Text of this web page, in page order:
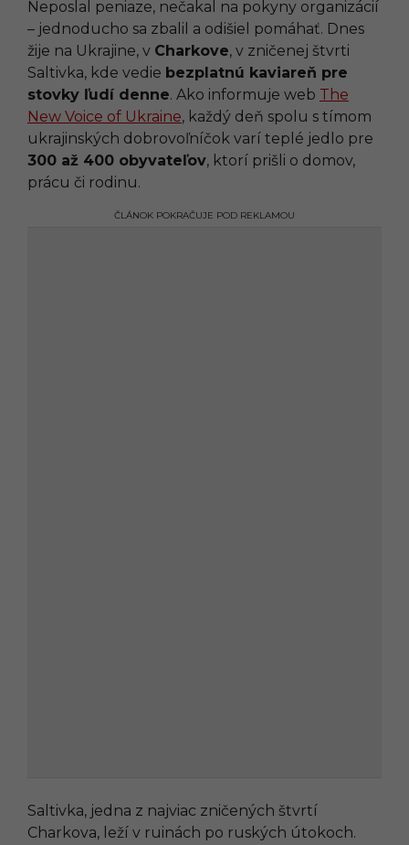
5
1
0
:
5
Neposlal peniaze, nečakal na pokyny organizácií
– jednoducho sa zbalil a odišiel pomáhať. Dnes
žije na Ukrajine, v Charkove, v zničenej štvrti
Saltivka, kde vedie bezplatnú kaviareň pre
stovky ľudí denne. Ako informuje web The
New Voice of Ukraine, každý deň spolu s tímom
ukrajinských dobrovoľníčok varí teplé jedlo pre
300 až 400 obyvateľov, ktorí prišli o domov,
prácu či rodinu.
ČLÁNOK POKRAČUJE POD REKLAMOU
Saltivka, jedna z najviac zničených štvrtí
Charkova, leží v ruinách po ruských útokoch.